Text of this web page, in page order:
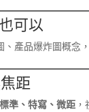
可以
產品爆炸圖概念
距
準、特寫、微距